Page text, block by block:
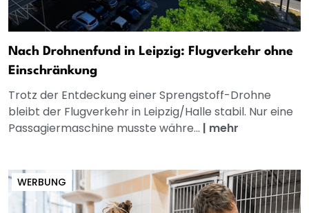
Nach Drohnenfund in Leipzig: Flugverkehr ohne
Einschränkung
Trotz der Entdeckung einer Sprengstoff-Drohne
bleibt der Flugverkehr in Leipzig/Halle stabil. Nur eine
Passagiermaschine musste währe... | mehr
WERBUNG